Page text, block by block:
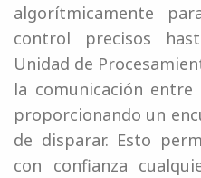
algorítmicamente
control precisos
Unidad de
la comunicación
proporcionando un
de disparar. Esto
con confianza